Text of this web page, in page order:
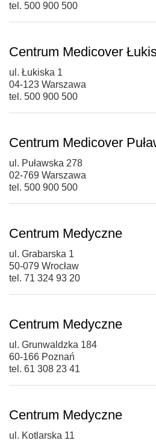
tel. 500 900 500
Centrum Medicover
ul. Łukiska 1
04-123 Warszawa
tel. 500 900 500
Centrum Medicover
ul. Puławska 278
02-769 Warszawa
tel. 500 900 500
Centrum Medyczne
ul. Grabarska 1
50-079 Wrocław
tel. 71 324 93 20
Centrum Medyczne
ul. Grunwaldzka 184
60-166 Poznań
tel. 61 308 23 41
Centrum Medyczne
ul. Kotlarska 11